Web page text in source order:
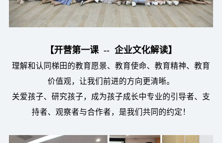
【开营第一课 -- 企业文化解读】
理解和认同梯田的教育愿景、教育使命、教育精神、教育
价值观，让我们前进的方向更清晰。
关爱孩子、研究孩子，成为孩子成长中专业的引导者、支
持者、观察者与合作者，是我们共同的约定！